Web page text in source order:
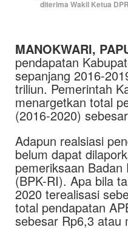
diterima Wakil Ketua
MANOKWARI,
pendapatan
sepanjang 2016-
triliun. Pemerintah
menargetkan total
(2016-2020)
Adapun realsiasi
belum dapat
pemeriksaan Badan
(BPK-RI). Apa bila
2020 terealisasi
total pendapatan
sebesar Rp6,3 atau